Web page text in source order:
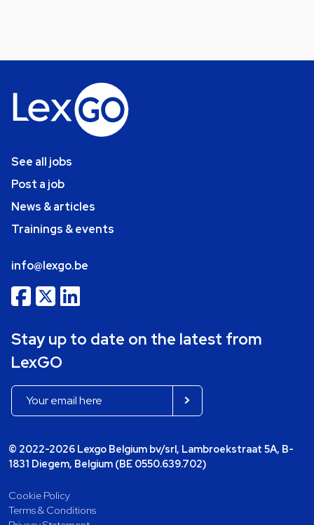
See all jobs
Post a job
News & articles
Trainings & events
info@lexgo.be
Stay up to date on the latest from
LexGO
© 2022-2026 Lexgo Belgium bv/srl, Lambroekstraat 5A, B-
1831 Diegem, Belgium (BE 0550.639.702)
Cookie Policy
Terms & Conditions